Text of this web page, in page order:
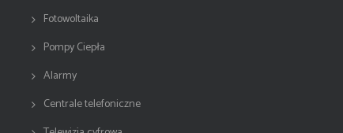
Fotowoltaika
Pompy Ciepła
Alarmy
Centrale telefoniczne